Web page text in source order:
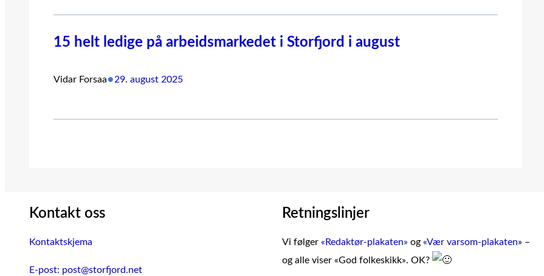
15 helt ledige på arbeidsmarkedet i Storfjord i august
Vidar Forsaa•29. august 2025
Kontakt oss
Kontaktskjema
E-post: post@storfjord.net
Retningslinjer
Vi følger «Redaktør-plakaten» og «Vær varsom-plakaten» –
og alle viser «God folkeskikk». OK?